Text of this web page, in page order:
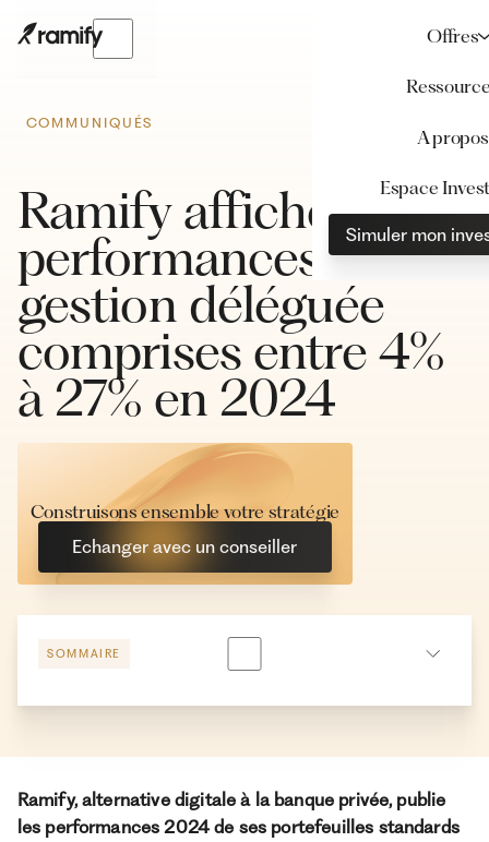
Offres
A propos
Espace
Simuler mon
COMMUNIQUÉS
Ramify affiche des
performances en
gestion déléguée
comprises entre 4%
à 27% en 2024
Construisons ensemble votre stratégie
Echanger avec un conseiller
SOMMAIRE
À propos de Ramify
Ramify, alternative digitale à la banque privée, publie
les performances 2024 de ses portefeuilles standards